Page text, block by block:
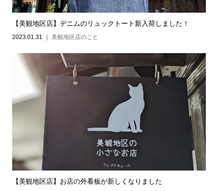
【美観地区店】デニムのリュックトート新入荷しました！
2023.01.31 美観地区店のこと
【美観地区店】お店の外看板が新しくなりました